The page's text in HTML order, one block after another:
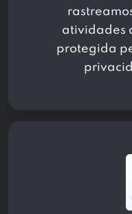
atividades
protegida